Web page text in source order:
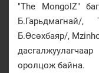
"The MongolZ"
Б.Өсөхбаяр/,
оролцож байна.